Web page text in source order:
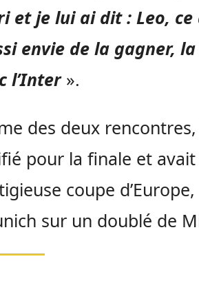
et je lui ai dit : Leo,
envie de la gagner,
l’Inter».
des deux rencontres,
pour la finale et avait
coupe d’Europe,
sur un doublé de